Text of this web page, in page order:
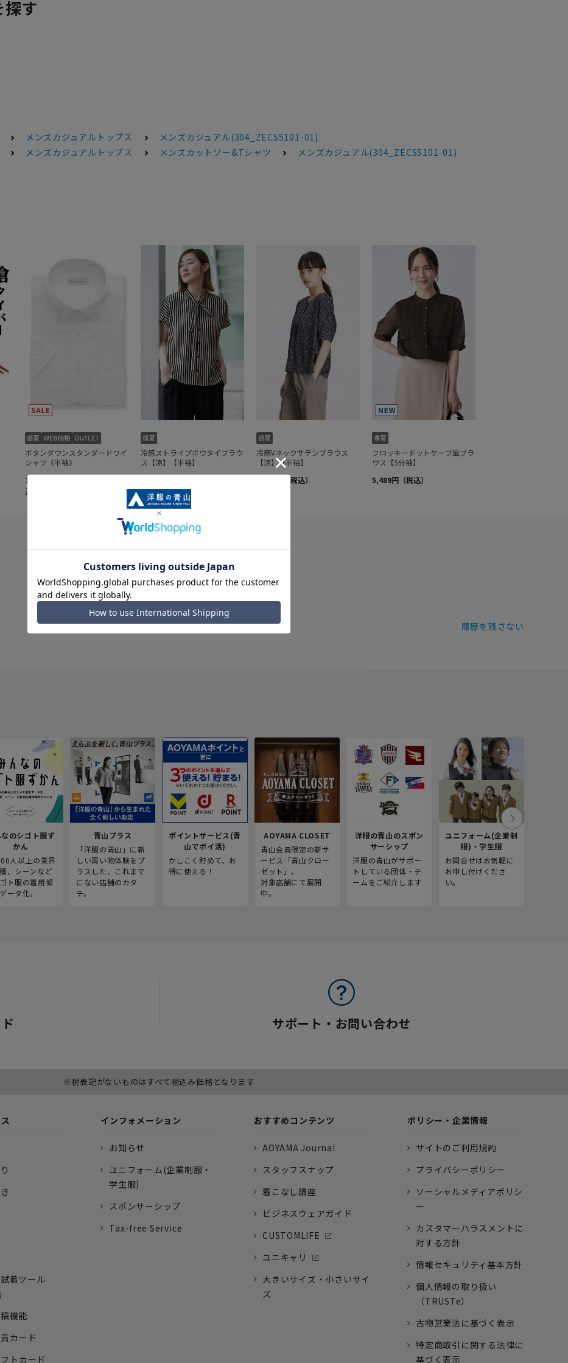
す
メンズカジュアルトップス
メンズカジュアル(304_ZECS5101-01)
メンズカジュアルトップス メンズカットソー&Tシャツ メンズカジュアル(304_ZECS5101-01)
履歴を残さない
のシゴト服ず
かん
人以上の業界
、シーンなど
ト服の着用傾
ータ化。
青山プラス
「洋服の青山」に新
しい買い物体験をプ
ラスした、これまで
にない店舗のカタ
チ。
ポイントサービス(青
山でポイ活)
かしこく貯めて、お
得に使える！
AOYAMA CLOSET
青山会員限定の新サ
ービス「青山クロー
ゼット」。
対象店舗にて展開
中。
洋服の青山のスポン
サーシップ
洋服の青山がサポー
トしている団体・チ
ームをご紹介します
ユニフォーム(企業制
服)・学生服
お問合せはお気軽に
お申し付けくださ
い。
サポート・お問い合わせ
※税表記がないものはすべて税込み価格となります
着ツール
機能
カード
トカード
インフォメーション
お知らせ
ユニフォーム(企業制服・
学生服)
スポンサーシップ
Tax-free Service
おすすめコンテンツ
AOYAMA Journal
スタッフスナップ
着こなし講座
ビジネスウェアガイド
CUSTOMLIFE
ユニキャリ
大きいサイズ・小さいサイ
ズ
ポリシー・企業情報
サイトのご利用規約
プライバシーポリシー
ソーシャルメディアポリシ
ー
カスタマーハラスメントに
対する方針
情報セキュリティ基本方針
個人情報の取り扱い
（TRUSTe）
古物営業法に基づく表示
特定商取引に関する法律に
基づく表示